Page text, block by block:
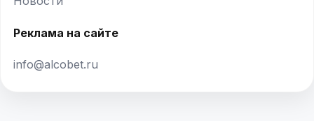
Реклама на сайте
info@alcobet.ru